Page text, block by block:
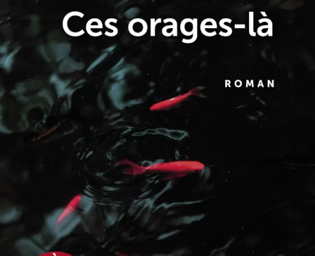
Ces orages-là
Sandrine Collette
23€